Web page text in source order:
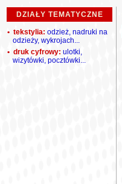
DZIAŁY TEMATYCZNE
• tekstylia: odzież, nadruki na
odzieży, wykrojach...
• druk cyfrowy: ulotki,
wizytówki, pocztówki...